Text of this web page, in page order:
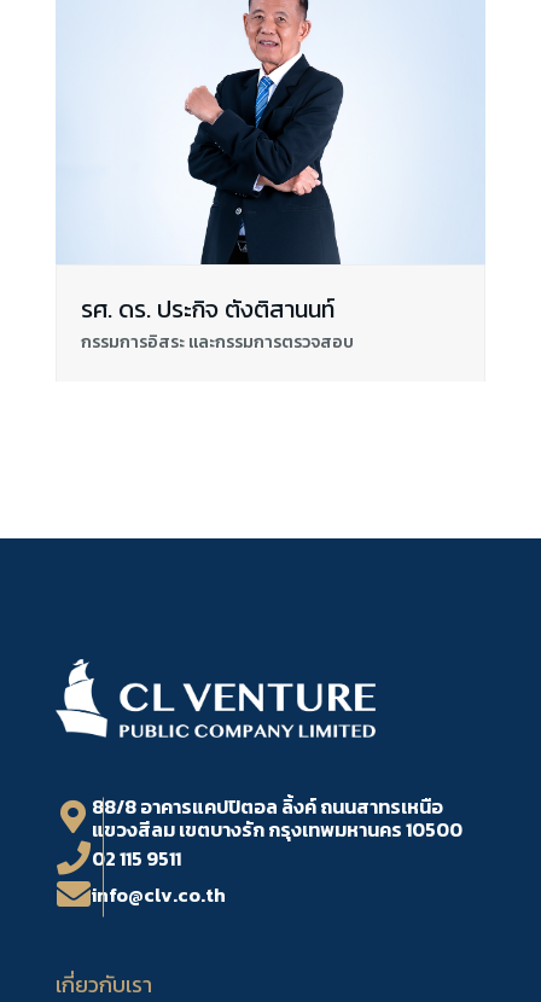
รศ. ดร. ประกิจ ตังติสานนท์
กรรมการอิสระ และกรรมการตรวจสอบ
88/8 อาคารแคปปิตอล ลิ้งค์ ถนนสาทรเหนือ
แขวงสีลม เขตบางรัก กรุงเทพมหานคร 10500
02 115 9511
info@clv.co.th
เกี่ยวกับเรา